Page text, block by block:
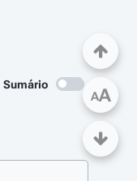
Sumário
AA